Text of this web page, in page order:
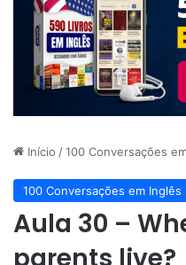
Início /100 Conversações
100 Conversações em Inglês
Aula 30 –